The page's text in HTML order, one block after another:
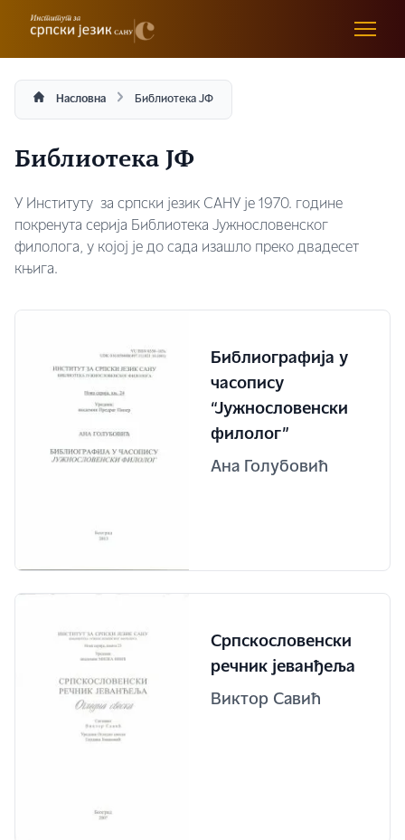
Насловна Библиотека ЈФ
Библиотека ЈФ
У Институту за српски језик САНУ је 1970. године
покренута серија Библиотека Јужнословенског
филолога, у којој је до сада изашло преко двадесет
књига.
Библиографија у
часопису
“Јужнословенски
филолог”
Ана Голубовић
Српскословенски
речник јеванђеља
Виктор Савић